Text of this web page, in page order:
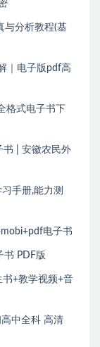
与分析教程(基
｜电子版pdf高
格式电子书下
书 | 安徽农民外
手册,能力测
电子书
PDF版
+教学视频+音
中全科 高清